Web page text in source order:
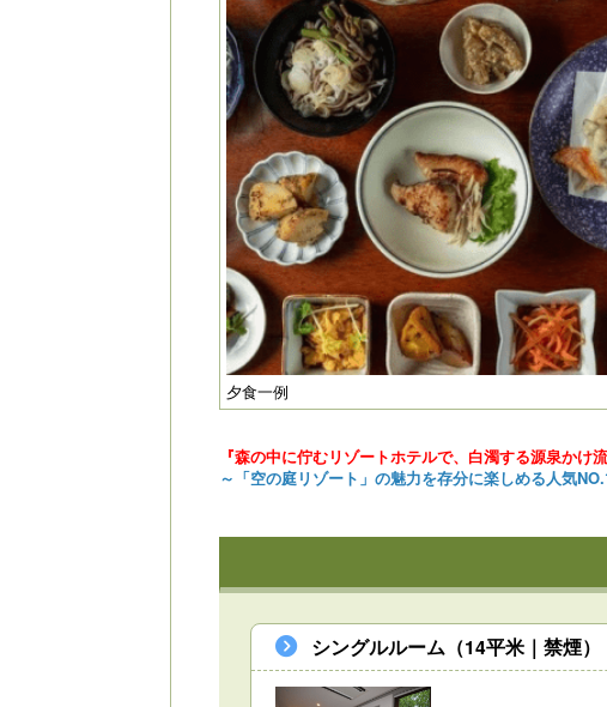
夕食一例
『森の中に佇むリゾートホテルで、白濁する源泉かけ
～「空の庭リゾート」の魅力を存分に楽しめる人気
シングルルーム（14平米｜禁煙）